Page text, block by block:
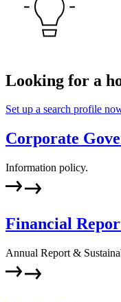
Looking for a
Set up a search profile
Corporate
Information policy.
Financial
Annual Report &